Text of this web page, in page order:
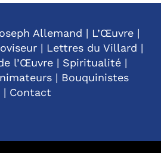
Allemand | L’Œuvre|
| Lettres du Villard |
l’Œuvre| Spiritualité|
| Bouquinistes
| Contact